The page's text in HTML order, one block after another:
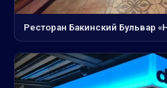
Ресторан Бакинский Бульвар